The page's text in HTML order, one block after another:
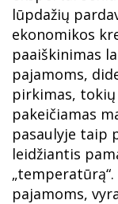
lūpdažių
ekonomikos
paaiškinimas
pajamoms,
pirkimas, tokių
pakeičiamas
pasaulyje taip
leidžiantis
pajamoms,